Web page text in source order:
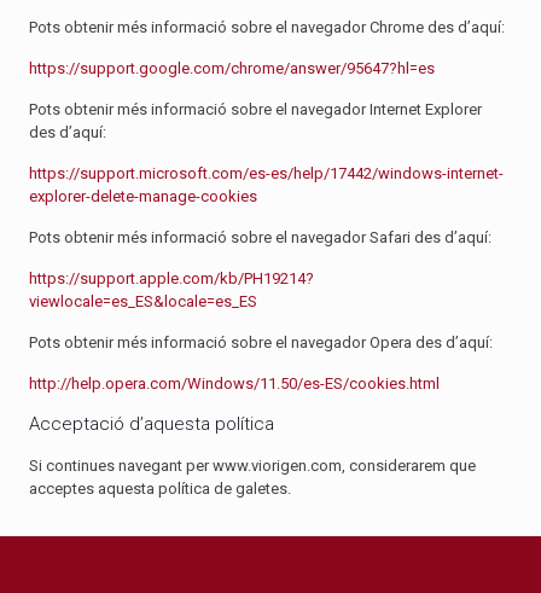
Pots obtenir més informació sobre el navegador Chrome des d’aquí:
https://support.google.com/chrome/answer/95647?hl=es
Pots obtenir més informació sobre el navegador Internet Explorer
des d’aquí:
https://support.microsoft.com/es-es/help/17442/windows-internet-
explorer-delete-manage-cookies
Pots obtenir més informació sobre el navegador Safari des d’aquí:
https://support.apple.com/kb/PH19214?
viewlocale=es_ES&locale=es_ES
Pots obtenir més informació sobre el navegador Opera des d’aquí:
http://help.opera.com/Windows/11.50/es-ES/cookies.html
Acceptació d’aquesta política
Si continues navegant per www.viorigen.com, considerarem que
acceptes aquesta política de galetes.